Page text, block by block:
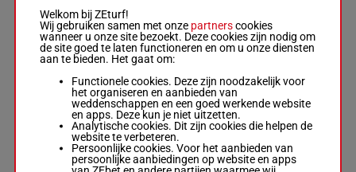
13p 8p 2p 1p 4p
4p 5p 5p 9p
(25) 6p
Johann Olate-
Julio Enrique
Espinosa Nunez
H/7 -55
1p (25) 3p 1p
3p 8p (23) 3p
1p 8p 4p 1p
H/755 kg
1p (25)
3p 1p 3p
8p (23)
3p 1p 8p
4p 1p
7
Welkom bij ZEturf!
Wij gebruiken samen met onze partnerscookies
wanneer u onze site bezoekt. Deze cookies zijn nodig om
de site goed te laten functioneren en om u onze diensten
aan te bieden. Het gaat om:
Functionele cookies. Deze zijn noodzakelijk voor
het organiseren en aanbieden van
weddenschappen en een goed werkende website
en apps. Deze kun je niet uitzetten.
Analytische cookies. Dit zijn cookies die helpen de
website te verbeteren.
Persoonlijke cookies. Voor het aanbieden van
persoonlijke aanbiedingen op website en apps